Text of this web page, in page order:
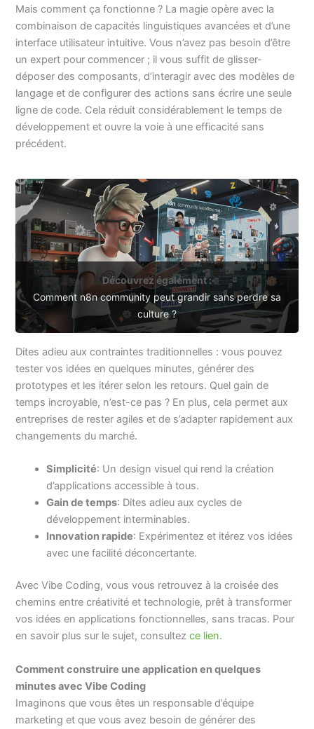
Mais comment ça fonctionne ? La magie opère avec la
combinaison de capacités linguistiques avancées et d’une
interface utilisateur intuitive. Vous n’avez pas besoin d’être
un expert pour commencer ; il vous suffit de glisser-
déposer des composants, d’interagir avec des modèles de
langage et de configurer des actions sans écrire une seule
ligne de code. Cela réduit considérablement le temps de
développement et ouvre la voie à une efficacité sans
précédent.
Découvrez également :
Comment n8n community peut grandir sans perdre sa
culture ?
Dites adieu aux contraintes traditionnelles : vous pouvez
tester vos idées en quelques minutes, générer des
prototypes et les itérer selon les retours. Quel gain de
temps incroyable, n’est-ce pas ? En plus, cela permet aux
entreprises de rester agiles et de s’adapter rapidement aux
changements du marché.
Simplicité: Un design visuel qui rend la création
d’applications accessible à tous.
Gain de temps: Dites adieu aux cycles de
développement interminables.
Innovation rapide: Expérimentez et itérez vos idées
avec une facilité déconcertante.
Avec Vibe Coding, vous vous retrouvez à la croisée des
chemins entre créativité et technologie, prêt à transformer
vos idées en applications fonctionnelles, sans tracas. Pour
en savoir plus sur le sujet, consultezce lien.
Comment construire une application en quelques
minutes avec Vibe Coding
Imaginons que vous êtes un responsable d’équipe
marketing et que vous avez besoin de générer des